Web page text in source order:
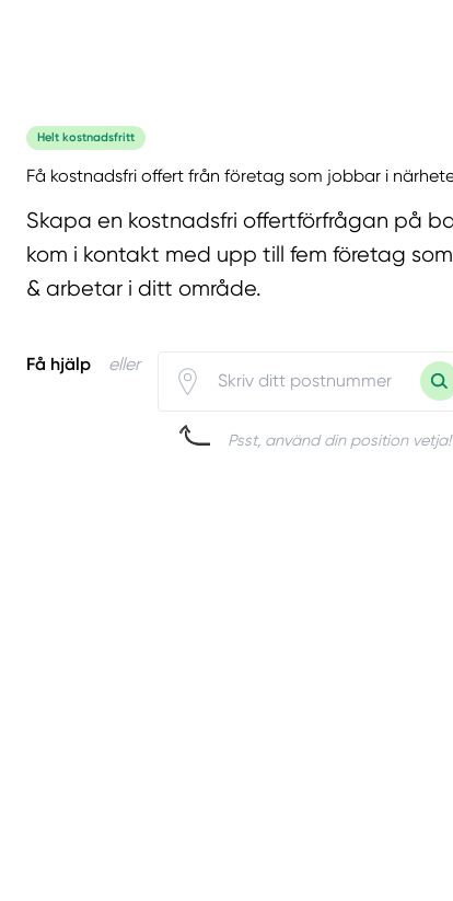
Helt kostnadsfritt
Få kostnadsfri offert från företag som jobbar i
Skapa en kostnadsfri offertförfrågan på
kom i kontakt med upp till fem företag
& arbetar i ditt område.
Få hjälp eller
Psst, använd din position vetja!